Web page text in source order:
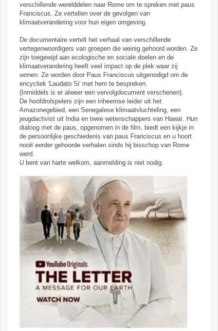
verschillende werelddelen naar Rome om te spreken met paus
Franciscus. Ze vertellen over de gevolgen van
klimaatverandering voor hun eigen omgeving.
De documentaire vertelt het verhaal van verschillende
vertegenwoordigers van groepen die weinig gehoord worden. Ze
zijn toegewijd aan ecologische en sociale doelen en de
klimaatverandering heeft veel impact op de plek waar zij
wonen. Ze worden door Paus Franciscus uitgenodigd om de
encycliek 'Laudato Si' met hem te bespreken.
(Inmiddels is er alweer een vervolgdocument verschenen).
De hoofdrolspelers zijn een inheemse leider uit het
Amazonegebied, een Senegalese klimaatvluchteling, een
jeugdactivist uit India en twee wetenschappers van Hawaï. Hun
dialoog met de paus, opgenomen in de film, biedt een kijkje in
de persoonlijke geschiedenis van paus Franciscus en u hoort
nooit eerder gehoorde verhalen sinds hij bisschop van Rome
werd.
U bent van harte welkom, aanmelding is niet nodig.